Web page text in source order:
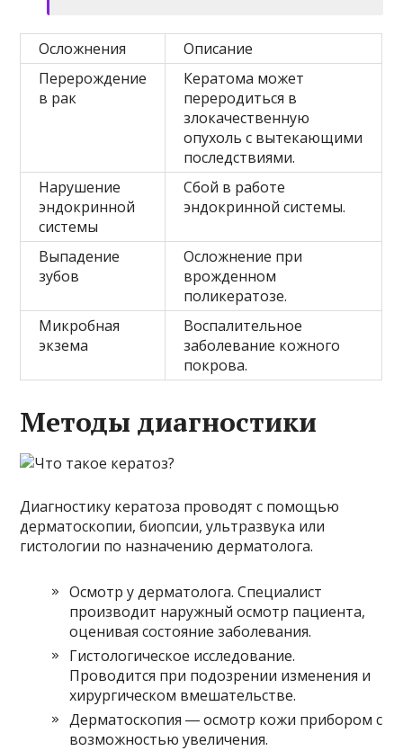
Осложнения
Описание
Перерождение
в рак
Кератома может
переродиться в
злокачественную
опухоль с вытекающими
последствиями.
Нарушение
эндокринной
системы
Сбой в работе
эндокринной системы.
Выпадение
зубов
Осложнение при
врожденном
поликератозе.
Микробная
экзема
Воспалительное
заболевание кожного
покрова.
Методы диагностики
Диагностику кератоза проводят с помощью
дерматоскопии, биопсии, ультразвука или
гистологии по назначению дерматолога.
Осмотр у дерматолога. Специалист
производит наружный осмотр пациента,
оценивая состояние заболевания.
Гистологическое исследование.
Проводится при подозрении изменения и
хирургическом вмешательстве.
Дерматоскопия ― осмотр кожи прибором с
возможностью увеличения.